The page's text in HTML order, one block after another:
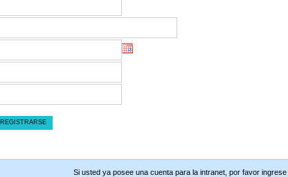
REGISTRARSE
Si usted ya posee una cuenta para la intranet, por favor ingrese